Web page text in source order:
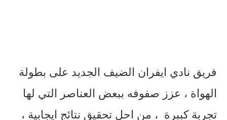
فريق نادي ايفران الضيف الجديد على بطولة
الهواة ، عزز صفوفه ببعض العناصر التي لها
تجربة كببرة ، من احل تحقيق نتائج ايجابية ،